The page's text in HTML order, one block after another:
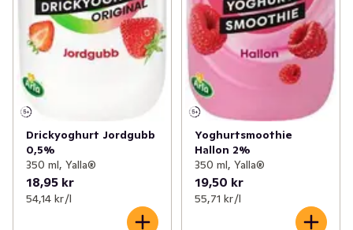
Drickyoghurt Jordgubb
0,5%
350 ml, Yalla®
18,95 kr
54,14 kr /l
Yoghurtsmoothie
Hallon 2%
350 ml, Yalla®
19,50 kr
55,71 kr /l